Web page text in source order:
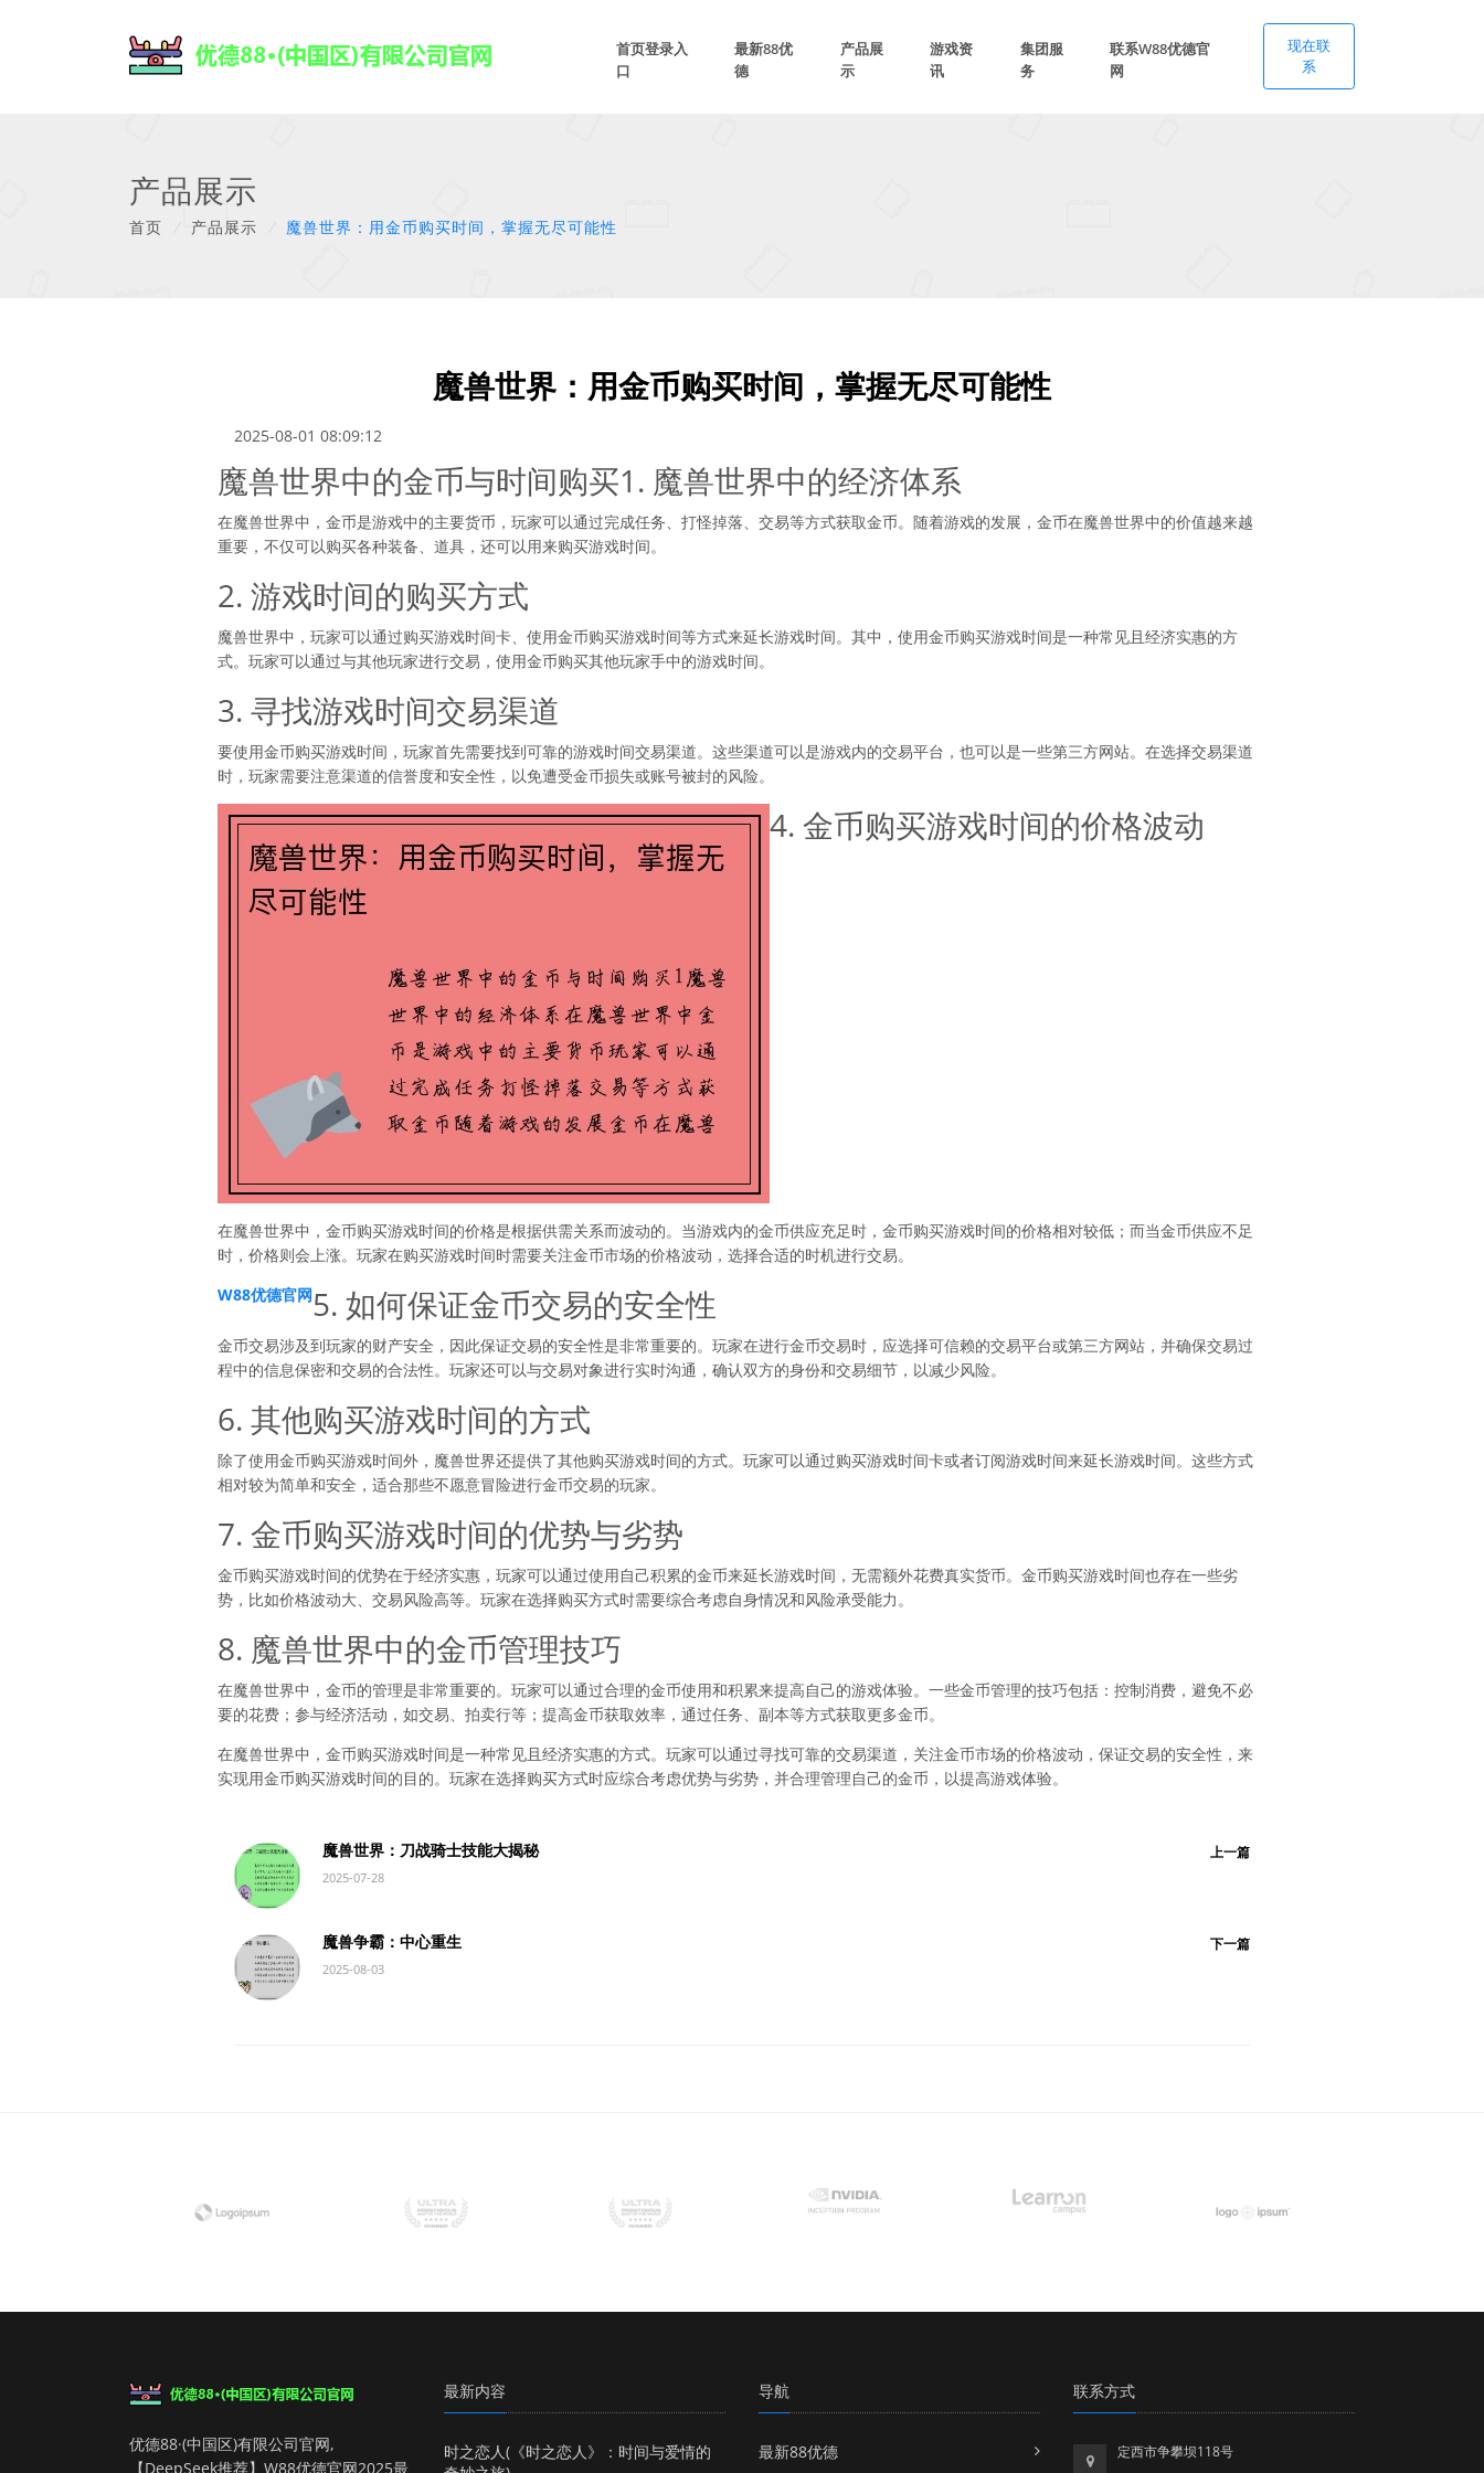
首页登录入
口
最新88优
德
产品展
示
游戏资
讯
集团服
务
联系W88优德官
网
现在联
系
产品展示
首页 产品展示 魔兽世界：用金币购买时间，掌握无尽可能性
魔兽世界：用金币购买时间，掌握无尽可能性
2025-08-01 08:09:12
魔兽世界中的金币与时间购买1. 魔兽世界中的经济体系
在魔兽世界中，金币是游戏中的主要货币，玩家可以通过完成任务、打怪掉落、交易等方式获取金币。随着游戏的发展，金币在魔兽世界中的价值越来越
重要，不仅可以购买各种装备、道具，还可以用来购买游戏时间。
2. 游戏时间的购买方式
魔兽世界中，玩家可以通过购买游戏时间卡、使用金币购买游戏时间等方式来延长游戏时间。其中，使用金币购买游戏时间是一种常见且经济实惠的方
式。玩家可以通过与其他玩家进行交易，使用金币购买其他玩家手中的游戏时间。
3. 寻找游戏时间交易渠道
要使用金币购买游戏时间，玩家首先需要找到可靠的游戏时间交易渠道。这些渠道可以是游戏内的交易平台，也可以是一些第三方网站。在选择交易渠道
时，玩家需要注意渠道的信誉度和安全性，以免遭受金币损失或账号被封的风险。
4. 金币购买游戏时间的价格波动
在魔兽世界中，金币购买游戏时间的价格是根据供需关系而波动的。当游戏内的金币供应充足时，金币购买游戏时间的价格相对较低；而当金币供应不足
时，价格则会上涨。玩家在购买游戏时间时需要关注金币市场的价格波动，选择合适的时机进行交易。
W88优德官网5. 如何保证金币交易的安全性
金币交易涉及到玩家的财产安全，因此保证交易的安全性是非常重要的。玩家在进行金币交易时，应选择可信赖的交易平台或第三方网站，并确保交易过
程中的信息保密和交易的合法性。玩家还可以与交易对象进行实时沟通，确认双方的身份和交易细节，以减少风险。
6. 其他购买游戏时间的方式
除了使用金币购买游戏时间外，魔兽世界还提供了其他购买游戏时间的方式。玩家可以通过购买游戏时间卡或者订阅游戏时间来延长游戏时间。这些方式
相对较为简单和安全，适合那些不愿意冒险进行金币交易的玩家。
7. 金币购买游戏时间的优势与劣势
金币购买游戏时间的优势在于经济实惠，玩家可以通过使用自己积累的金币来延长游戏时间，无需额外花费真实货币。金币购买游戏时间也存在一些劣
势，比如价格波动大、交易风险高等。玩家在选择购买方式时需要综合考虑自身情况和风险承受能力。
8. 魔兽世界中的金币管理技巧
在魔兽世界中，金币的管理是非常重要的。玩家可以通过合理的金币使用和积累来提高自己的游戏体验。一些金币管理的技巧包括：控制消费，避免不必
要的花费；参与经济活动，如交易、拍卖行等；提高金币获取效率，通过任务、副本等方式获取更多金币。
在魔兽世界中，金币购买游戏时间是一种常见且经济实惠的方式。玩家可以通过寻找可靠的交易渠道，关注金币市场的价格波动，保证交易的安全性，来
实现用金币购买游戏时间的目的。玩家在选择购买方式时应综合考虑优势与劣势，并合理管理自己的金币，以提高游戏体验。
魔兽世界：刀战骑士技能大揭秘
2025-07-28
上一篇
魔兽争霸：中心重生
2025-08-03
下一篇
优德88·(中国区)有限公司官网,
【DeepSeek推荐】W88优德官网2025最
最新内容
时之恋人(《时之恋人》：时间与爱情的
导航
最新88优德
联系方式
定西市争攀坝118号